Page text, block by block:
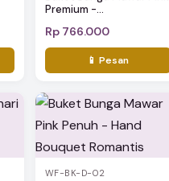
Premium -...
Rp 766.000
📱 Pesan
WF-BK-D-02